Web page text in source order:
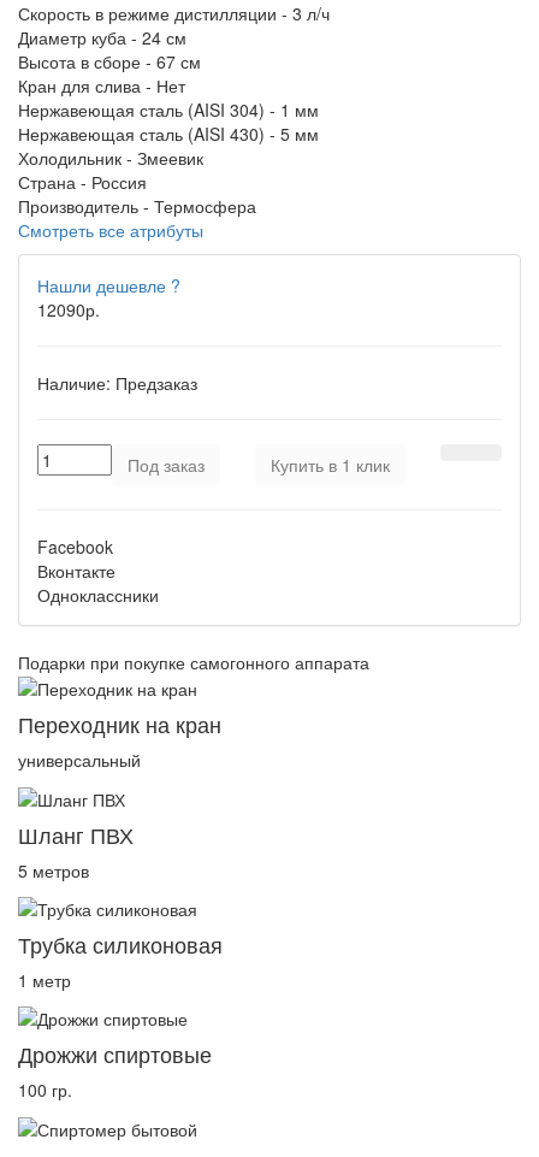
Скорость в режиме дистилляции - 3 л/ч
Диаметр куба - 24 см
Высота в сборе - 67 см
Кран для слива - Нет
Нержавеющая сталь (AISI 304) - 1 мм
Нержавеющая сталь (AISI 430) - 5 мм
Холодильник - Змеевик
Страна - Россия
Производитель - Термосфера
Смотреть все атрибуты
Нашли дешевле ?
12090р.
Наличие: Предзаказ
Под заказ Купить в 1 клик
Facebook
Вконтакте
Одноклассники
Подарки при покупке самогонного аппарата
Переходник на кран
универсальный
Шланг ПВХ
5 метров
Трубка силиконовая
1 метр
Дрожжи спиртовые
100 гр.